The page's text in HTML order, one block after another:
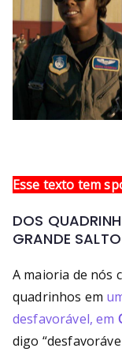
Esse texto tem
DOS
GRANDE
A maioria de nós
quadrinhos em
desfavorável, em
digo